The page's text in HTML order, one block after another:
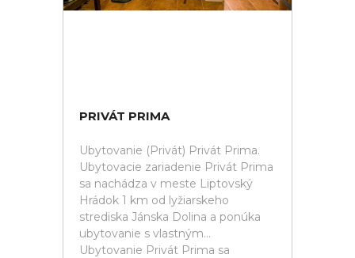
PRIVÁT PRIMA
Ubytovanie (Privát) Privát Prima.
Ubytovacie zariadenie Privát Prima
sa nachádza v meste Liptovský
Hrádok 1 km od lyžiarskeho
strediska Jánska Dolina a ponúka
ubytovanie s vlastným...
Ubytovanie Privát Prima sa